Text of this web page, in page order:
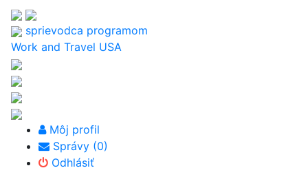
sprievodca programom
Work and Travel USA
Môj profil
Správy (0)
Odhlásiť